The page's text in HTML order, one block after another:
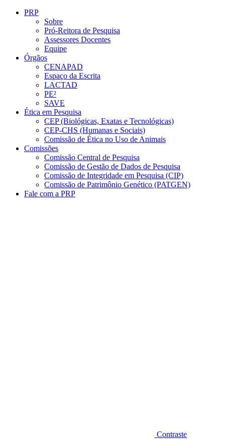
Conteúdo principal
PRP
Sobre
Pró-Reitora de Pesquisa
Assessores Docentes
Equipe
Órgãos
CENAPAD
Espaço da Escrita
LACTAD
PE²
SAVE
Ética em Pesquisa
CEP (Biológicas, Exatas e Tecnológicas)
CEP-CHS (Humanas e Sociais)
Comissão de Ética no Uso de Animais
Comissões
Comissão Central de Pesquisa
Comissão de Gestão de Dados de Pesquisa
Comissão de Integridade em Pesquisa (CIP)
Comissão de Patrimônio Genético (PATGEN)
Fale com a PRP
Contraste